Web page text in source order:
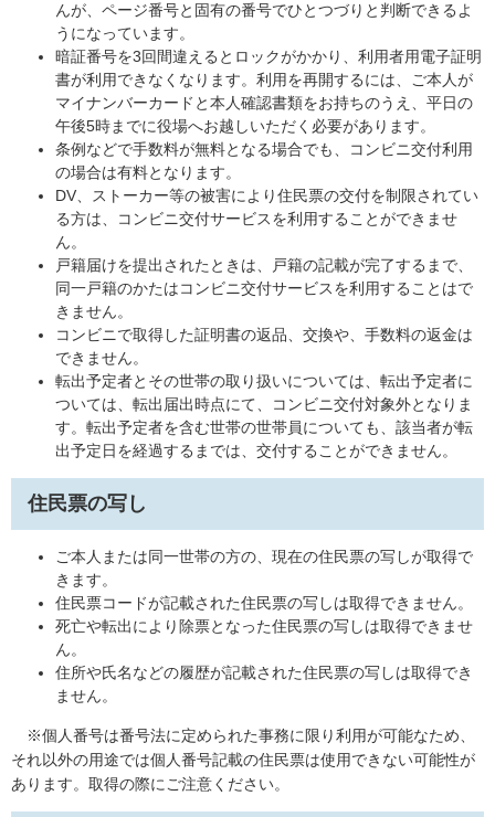
んが、ページ番号と固有の番号でひとつづりと判断できるよ
うになっています。
暗証番号を3回間違えるとロックがかかり、利用者用電子証明
書が利用できなくなります。利用を再開するには、ご本人が
マイナンバーカードと本人確認書類をお持ちのうえ、平日の
午後5時までに役場へお越しいただく必要があります。
条例などで手数料が無料となる場合でも、コンビニ交付利用
の場合は有料となります。
DV、ストーカー等の被害により住民票の交付を制限されてい
る方は、コンビニ交付サービスを利用することができませ
ん。
戸籍届けを提出されたときは、戸籍の記載が完了するまで、
同一戸籍のかたはコンビニ交付サービスを利用することはで
きません。
コンビニで取得した証明書の返品、交換や、手数料の返金は
できません。
転出予定者とその世帯の取り扱いについては、転出予定者に
ついては、転出届出時点にて、コンビニ交付対象外となりま
す。転出予定者を含む世帯の世帯員についても、該当者が転
出予定日を経過するまでは、交付することができません。
住民票の写し
ご本人または同一世帯の方の、現在の住民票の写しが取得で
きます。
住民票コードが記載された住民票の写しは取得できません。
死亡や転出により除票となった住民票の写しは取得できませ
ん。
住所や氏名などの履歴が記載された住民票の写しは取得でき
ません。
※個人番号は番号法に定められた事務に限り利用が可能なため、
それ以外の用途では個人番号記載の住民票は使用できない可能性が
あります。取得の際にご注意ください。